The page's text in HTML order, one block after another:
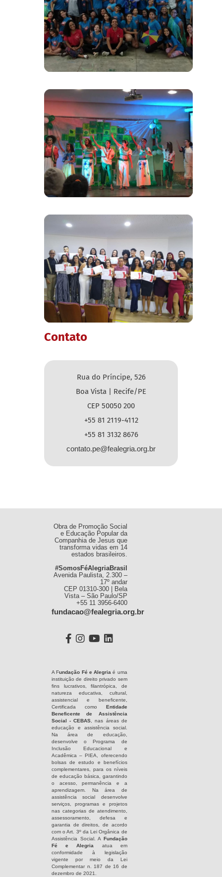
Contato
Rua do Príncipe, 526
Boa Vista | Recife/PE
CEP 50050 200
+55 81 2119-4112
+55 81 3132 8676
contato.pe@fealegria.org.br
Obra de Promoção Social
e Educação Popular da
Companhia de Jesus que
transforma vidas em 14
estados brasileiros.
#SomosFéAlegriaBrasil
Avenida Paulista, 2.300 –
17º andar
CEP 01310-300 | Bela
Vista – São Paulo/SP
+55 11 3956-6400
fundacao@fealegria.org.br
A Fundação Fé e Alegria é uma
instituição de direito privado sem
fins lucrativos, filantrópica, de
natureza educativa, cultural,
assistencial e beneficente,
Certificada como Entidade
Beneficente de Assistência
Social - CEBAS , nas áreas de
educação e assistência social.
Na área de educação,
desenvolve o Programa de
Inclusão Educacional e
Acadêmica – PIEA, oferecendo
bolsas de estudo e benefícios
complementares, para os níveis
de educação básica, garantindo
o acesso, permanência e a
aprendizagem. Na área de
assistência social desenvolve
serviços, programas e projetos
nas categorias de atendimento,
assessoramento, defesa e
garantia de direitos, de acordo
com o Art. 3º da Lei Orgânica de
Assistência Social. A Fundação
Fé e Alegria
atua em
conformidade à legislação
vigente por meio da Lei
Complementar n. 187 de 16 de
dezembro de 2021.